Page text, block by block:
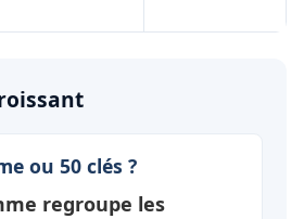
ou 50 clés ?
regroupe les